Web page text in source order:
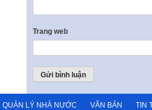
Trang web
QUẢN LÝ NHÀ NƯỚC VĂN BẢN TIN